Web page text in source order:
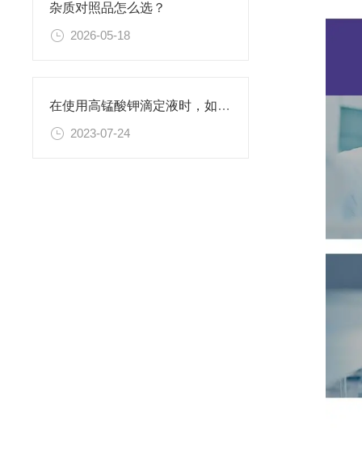
杂质对照品怎么选？
2026-05-18
在使用高锰酸钾滴定液时，如何判断终点已经达到？
2023-07-24